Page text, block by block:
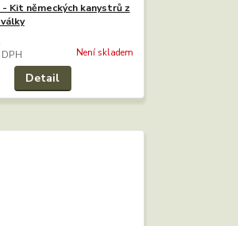
- Kit německých kanystrů z
Není skladem
Detail